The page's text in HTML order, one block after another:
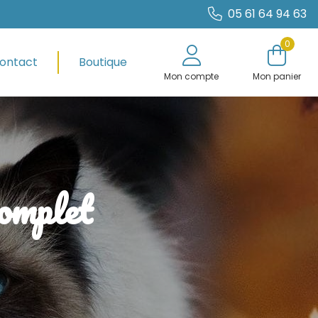
05 61 64 94 63
Boutique
Mon compte
0
Mon panier